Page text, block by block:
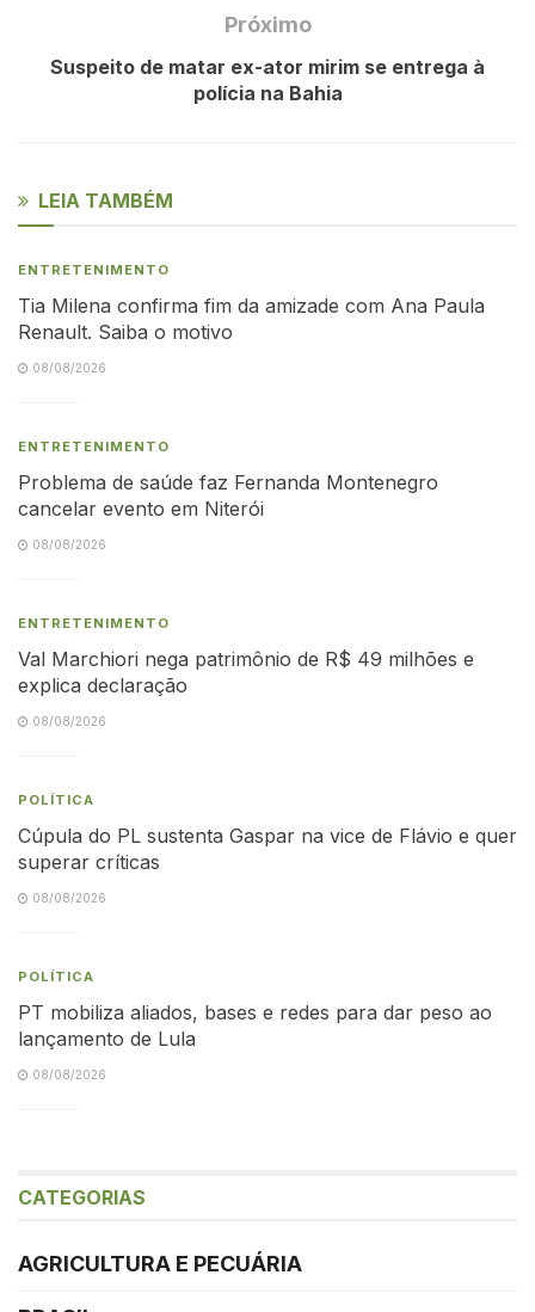
Próximo
Suspeito de matar ex-ator mirim se entrega à
polícia na Bahia
LEIA TAMBÉM
ENTRETENIMENTO
Tia Milena confirma fim da amizade com Ana Paula
Renault. Saiba o motivo
08/08/2026
ENTRETENIMENTO
Problema de saúde faz Fernanda Montenegro
cancelar evento em Niterói
08/08/2026
ENTRETENIMENTO
Val Marchiori nega patrimônio de R$ 49 milhões e
explica declaração
08/08/2026
POLÍTICA
Cúpula do PL sustenta Gaspar na vice de Flávio e quer
superar críticas
08/08/2026
POLÍTICA
PT mobiliza aliados, bases e redes para dar peso ao
lançamento de Lula
08/08/2026
CATEGORIAS
AGRICULTURA E PECUÁRIA